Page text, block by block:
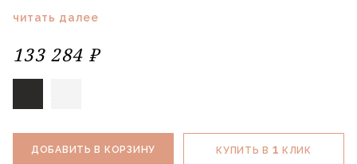
читать далее
133 284 ₽
ДОБАВИТЬ В КОРЗИНУ КУПИТЬ В 1 КЛИК